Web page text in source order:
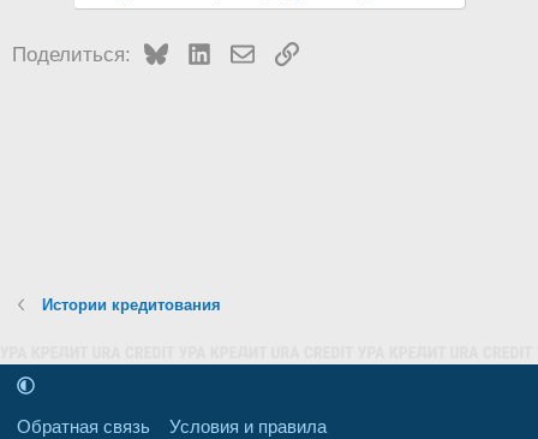
и
Поделиться: BlueskyLinkedInЭлектронная почта
Ссылка
Истории кредитования
Обратная связь Условия и правила